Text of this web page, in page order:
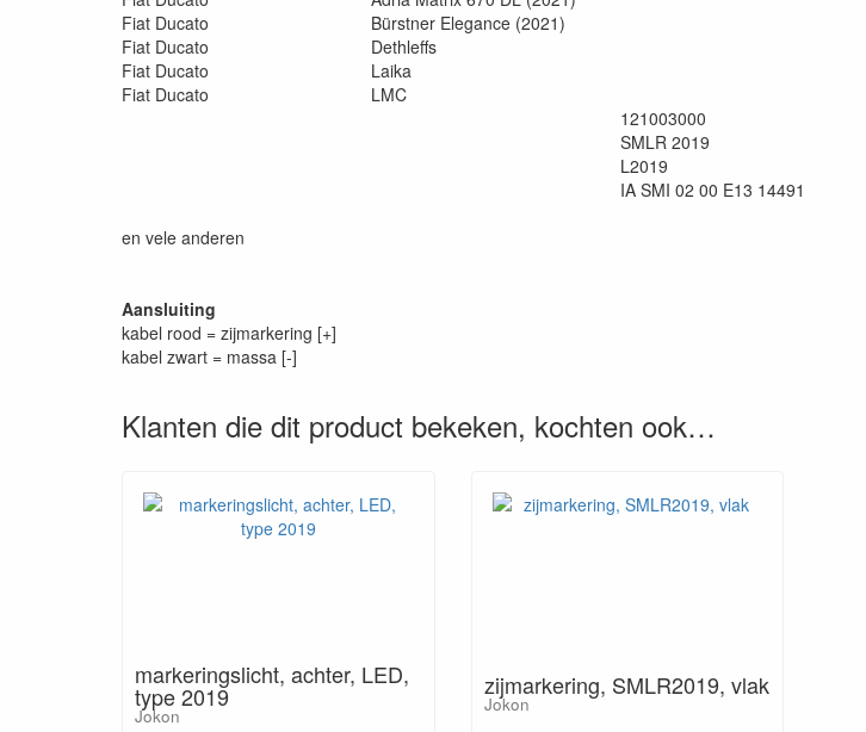
Fiat Ducato
Bürstner Elegance (2021)
Fiat Ducato
Dethleffs
Fiat Ducato
Laika
Fiat Ducato
LMC
121003000
SMLR 2019
L2019
IA SMI 02 00 E13 14491
en vele anderen
Aansluiting
kabel rood = zijmarkering [+]
kabel zwart = massa [-]
Klanten die dit product bekeken, kochten ook…
markeringslicht, achter, LED,
type 2019
Jokon
zijmarkering, SMLR2019, vlak
Jokon